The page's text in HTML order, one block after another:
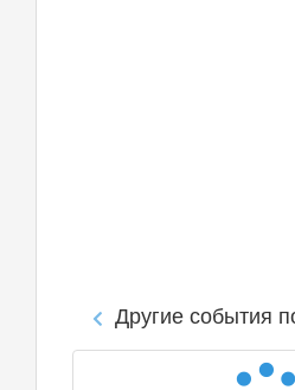
Другие события